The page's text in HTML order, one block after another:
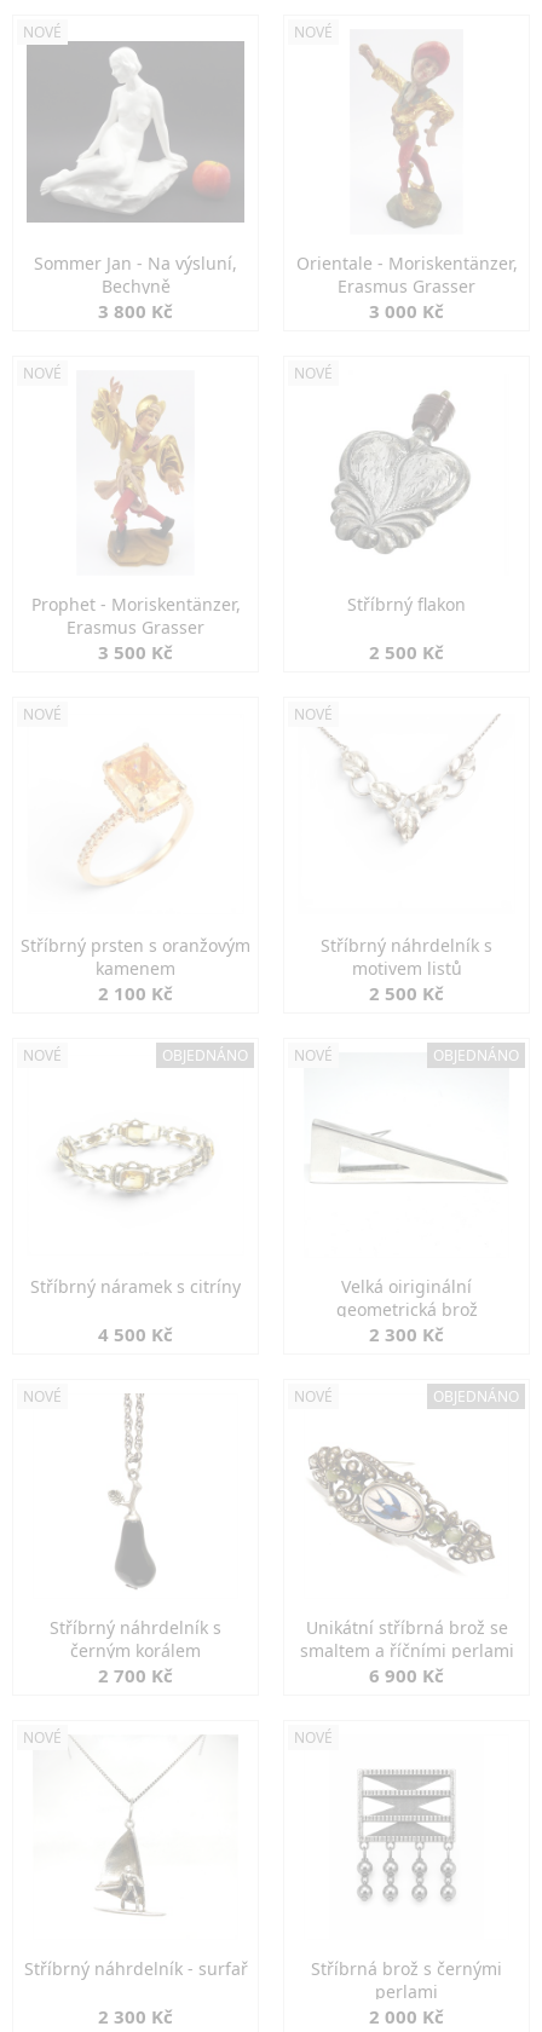
NOVÉ
Sommer Jan - Na výsluní,
Bechyně
3 800 Kč
NOVÉ
Orientale - Moriskentänzer,
Erasmus Grasser
3 000 Kč
NOVÉ
Prophet - Moriskentänzer,
Erasmus Grasser
3 500 Kč
NOVÉ
Stříbrný flakon
2 500 Kč
NOVÉ
Stříbrný prsten s oranžovým
kamenem
2 100 Kč
NOVÉ
Stříbrný náhrdelník s
motivem listů
2 500 Kč
NOVÉ OBJEDNÁNO
Stříbrný náramek s citríny
4 500 Kč
NOVÉ OBJEDNÁNO
Velká oiriginální
geometrická brož
2 300 Kč
NOVÉ
Stříbrný náhrdelník s
černým korálem
2 700 Kč
NOVÉ OBJEDNÁNO
Unikátní stříbrná brož se
smaltem a říčními perlami
6 900 Kč
NOVÉ
Stříbrný náhrdelník - surfař
2 300 Kč
NOVÉ
Stříbrná brož s černými
perlami
2 000 Kč